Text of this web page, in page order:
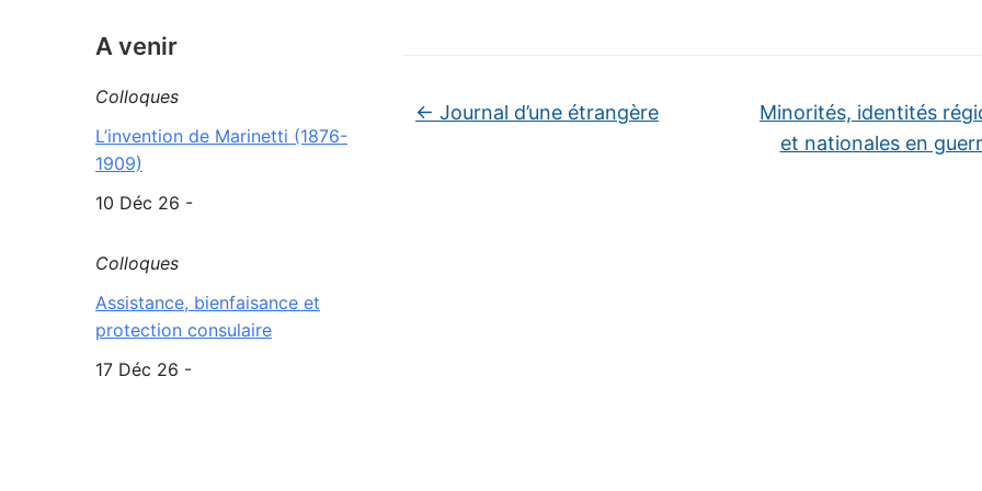
A venir
Colloques
L’invention de Marinetti (1876-
1909)
10 Déc 26 -
Colloques
Assistance, bienfaisance et
protection consulaire
17 Déc 26 -
← Journal d’une étrangère
Minorités, identités
et nationales en